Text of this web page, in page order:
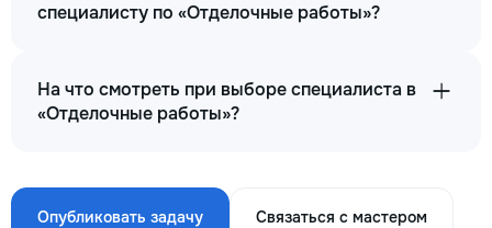
специалисту по «Отделочные работы»?
На что смотреть при выборе специалиста в
«Отделочные работы»?
Опубликовать задачу Связаться с мастером